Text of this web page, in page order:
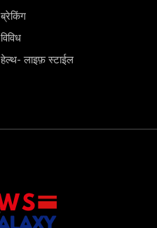
ब्रेकिंग
विविध
हेल्थ- लाइफ़ स्टाईल